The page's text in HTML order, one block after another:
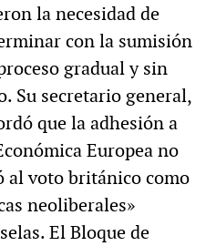
la necesidad de
con la sumisión
gradual y sin
Su secretario general,
que la adhesión a
Europea no
al voto británico como
neoliberales»
El Bloque de